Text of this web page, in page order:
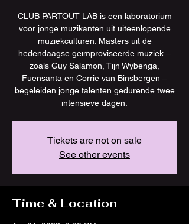
CLUB PARTOUT LAB is een laboratorium
voor jonge muzikanten uit uiteenlopende
muziekculturen. Masters uit de
hedendaagse geïmproviseerde muziek –
zoals Guy Salamon, Tijn Wybenga,
Fuensanta en Corrie van Binsbergen –
begeleiden jonge talenten gedurende twee
intensieve dagen.
Tickets are not on sale
See other events
Time & Location